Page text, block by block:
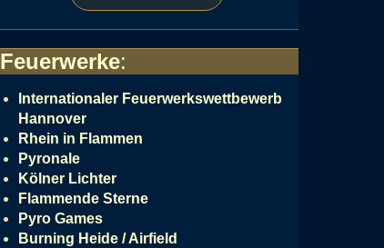
Feuerwerke:
Internationaler Feuerwerkswettbewerb
Hannover
Rhein in Flammen
Pyronale
Kölner Lichter
Flammende Sterne
Pyro Games
Burning Heide / Airfield